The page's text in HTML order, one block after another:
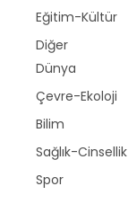
Eğitim-Kültür
Diğer
Dünya
Çevre-Ekoloji
Bilim
Sağlık-Cinsellik
Spor